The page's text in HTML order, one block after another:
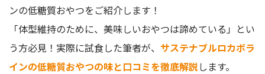
ンの低糖質おやつをご紹介します！
「体型維持のために、美味しいおやつは諦めている」とい
う方必見！実際に試食した筆者が、 サステナブルロカボラ
インの低糖質おやつの味と口コミを徹底解説します。